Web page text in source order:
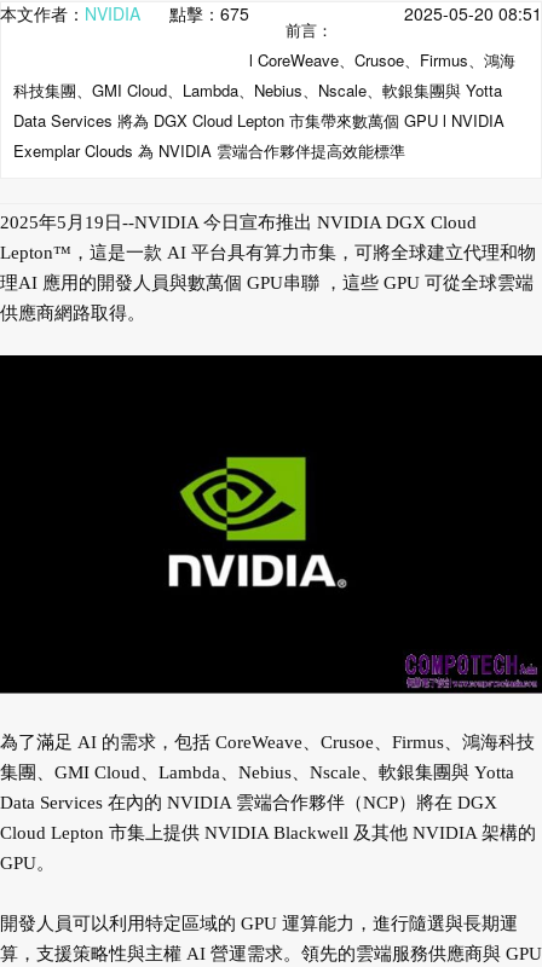
本文作者： NVIDIA 點擊： 675 2025-05-20 08:51
前言：
l CoreWeave、Crusoe、Firmus、鴻海
科技集團、GMI Cloud、Lambda、Nebius、Nscale、軟銀集團與 Yotta
Data Services 將為 DGX Cloud Lepton 市集帶來數萬個 GPU l NVIDIA
Exemplar Clouds 為 NVIDIA 雲端合作夥伴提高效能標準
2025年5月19日--NVIDIA 今日宣布推出 NVIDIA DGX Cloud
Lepton™，這是一款 AI 平台具有算力市集，可將全球建立代理和物
理AI 應用的開發人員與數萬個 GPU串聯 ，這些 GPU 可從全球雲端
供應商網路取得。
為了滿足 AI 的需求，包括 CoreWeave、Crusoe、Firmus、鴻海科技
集團、GMI Cloud、Lambda、Nebius、Nscale、軟銀集團與 Yotta
Data Services 在內的 NVIDIA 雲端合作夥伴（NCP）將在 DGX
Cloud Lepton 市集上提供 NVIDIA Blackwell 及其他 NVIDIA 架構的
GPU。
開發人員可以利用特定區域的 GPU 運算能力，進行隨選與長期運
算，支援策略性與主權 AI 營運需求。領先的雲端服務供應商與 GPU